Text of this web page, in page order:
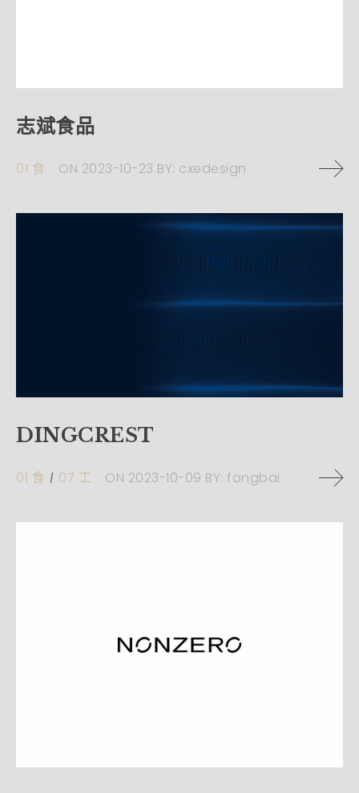
志斌食品
01 食 ON 2023-10-23 BY: cxedesign
DINGCREST
01 食 07 工 ON 2023-10-09 BY: fongbai